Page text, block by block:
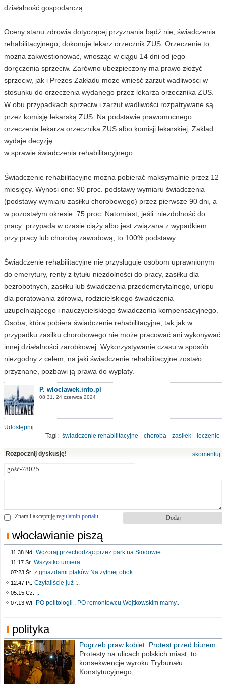
działalność gospodarczą.
Oceny stanu zdrowia dotyczącej przyznania bądź nie, świadczenia
rehabilitacyjnego, dokonuje lekarz orzecznik ZUS. Orzeczenie to
można zakwestionować, wnosząc w ciągu 14 dni od jego
doręczenia sprzeciw. Zarówno ubezpieczony ma prawo złożyć
sprzeciw, jak i Prezes Zakładu może wnieść zarzut wadliwości w
stosunku do orzeczenia wydanego przez lekarza orzecznika ZUS.
W obu przypadkach sprzeciw i zarzut wadliwości rozpatrywane są
przez komisję lekarską ZUS. Na podstawie prawomocnego
orzeczenia lekarza orzecznika ZUS albo komisji lekarskiej, Zakład
wydaje decyzję
w sprawie świadczenia rehabilitacyjnego.
Świadczenie rehabilitacyjne można pobierać maksymalnie przez 12
miesięcy. Wynosi ono: 90 proc. podstawy wymiaru świadczenia
(podstawy wymiaru zasiłku chorobowego) przez pierwsze 90 dni, a
w pozostałym okresie 75 proc. Natomiast, jeśli niezdolność do
pracy przypada w czasie ciąży albo jest związana z wypadkiem
przy pracy lub chorobą zawodową, to 100% podstawy.
Świadczenie rehabilitacyjne nie przysługuje osobom uprawnionym
do emerytury, renty z tytułu niezdolności do pracy, zasiłku dla
bezrobotnych, zasiłku lub świadczenia przedemerytalnego, urlopu
dla poratowania zdrowia, rodzicielskiego świadczenia
uzupełniającego i nauczycielskiego świadczenia kompensacyjnego.
Osoba, która pobiera świadczenie rehabilitacyjne, tak jak w
przypadku zasiłku chorobowego nie może pracować ani wykonywać
innej działalności zarobkowej. Wykorzystywanie czasu w sposób
niezgodny z celem, na jaki świadczenie rehabilitacyjne zostało
przyznane, pozbawi ją prawa do wypłaty.
P. wloclawek.info.pl
08:31, 24 czerwca 2024
Udostępnij
Tagi: świadczenie rehabilitacyjne choroba zasiłek
leczenie
rehabilitacja
Rozpocznij dyskusję!
+ skomentuj
Znam i akceptuję regulamin portalu
włocławianie piszą
11:38 Nd. Wczoraj przechodząc przez park na Słodowie..
11:17 Śr. Wszystko umiera
07:23 Śr. z gniazdami ptaków Na żytniej obok..
12:47 Pt. Czytaliście już :..
05:15 Cz. ..
07:13 Wt. PO politologii . PO remontowcu Wojtkowskim mamy..
polityka
Pogrzeb praw kobiet. Protest przed biurem
poselskim PiS
Protesty na ulicach polskich miast, to
konsekwencje wyroku Trybunału
Konstytucyjnego,..